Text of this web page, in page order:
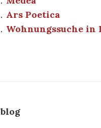
Ars Poetica
Wohnungssuche in
blog